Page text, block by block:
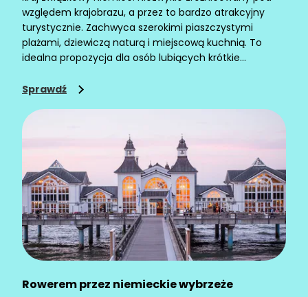
względem krajobrazu, a przez to bardzo atrakcyjny
turystycznie. Zachwyca szerokimi piaszczystymi
plażami, dziewiczą naturą i miejscową kuchnią. To
idealna propozycja dla osób lubiących krótkie
morskim klimatem.
Sprawdź
Rowerem przez niemieckie wybrzeże